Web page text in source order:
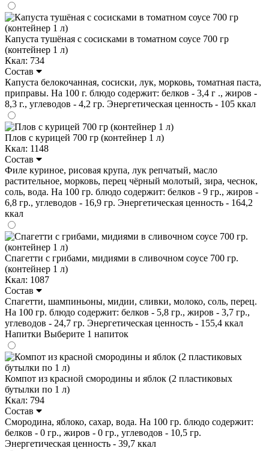
Капуста тушёная с сосисками в томатном соусе 700 гр
(контейнер 1 л)
Ккал: 734
Состав
Капуста белокочанная, сосиски, лук, морковь, томатная паста,
приправы. На 100 г. блюдо содержит: белков - 3,4 г ., жиров -
8,3 г., углеводов - 4,2 гр. Энергетическая ценность - 105 ккал
Плов с курицей 700 гр (контейнер 1 л)
Ккал: 1148
Состав
Филе куриное, рисовая крупа, лук репчатый, масло
растительное, морковь, перец чёрный молотый, зира, чеснок,
соль, вода. На 100 гр. блюдо содержит: белков - 9 гр., жиров -
6,8 гр., углеводов - 16,9 гр. Энергетическая ценность - 164,2
ккал
Спагетти с грибами, мидиями в сливочном соусе 700 гр.
(контейнер 1 л)
Ккал: 1087
Состав
Спагетти, шампиньоны, мидии, сливки, молоко, соль, перец.
На 100 гр. блюдо содержит: белков - 5,8 гр., жиров - 3,7 гр.,
углеводов - 24,7 гр. Энергетическая ценность - 155,4 ккал
Напитки Выберите 1 напиток
Компот из красной смородины и яблок (2 пластиковых
бутылки по 1 л)
Ккал: 794
Состав
Смородина, яблоко, сахар, вода. На 100 гр. блюдо содержит:
белков - 0 гр., жиров - 0 гр., углеводов - 10,5 гр.
Энергетическая ценность - 39,7 ккал